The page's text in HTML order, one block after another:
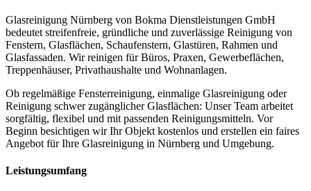
Glasreinigung Nürnberg von Bokma Dienstleistungen GmbH
bedeutet streifenfreie, gründliche und zuverlässige Reinigung von
Fenstern, Glasflächen, Schaufenstern, Glastüren, Rahmen und
Glasfassaden. Wir reinigen für Büros, Praxen, Gewerbeflächen,
Treppenhäuser, Privathaushalte und Wohnanlagen.
Ob regelmäßige Fensterreinigung, einmalige Glasreinigung oder
Reinigung schwer zugänglicher Glasflächen: Unser Team arbeitet
sorgfältig, flexibel und mit passenden Reinigungsmitteln. Vor
Beginn besichtigen wir Ihr Objekt kostenlos und erstellen ein faires
Angebot für Ihre Glasreinigung in Nürnberg und Umgebung.
Leistungsumfang